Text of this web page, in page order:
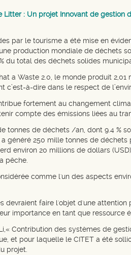
Litter : Un projet Innovant de gestion
par le tourisme a été mise en
production mondiale de déchets
du total des déchets solides
a Waste 2.0, le monde produit
à-dire dans le respect de
fortement au changement
compte des émissions liées au
tonnes de déchets /an, dont 9.4 %
généré 250 mille tonnes de déchets
environ 20 millions de dollars
pêche.
comme l'un des aspects
devraient faire l'objet d'une
importance en tant que ressource
Contribution des systèmes de
et pour laquelle le CITET a été
projet.